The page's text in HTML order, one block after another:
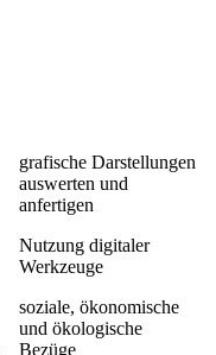
grafische Darstellungen
auswerten und
anfertigen
Nutzung digitaler
Werkzeuge
soziale, ökonomische
und ökologische
Bezüge